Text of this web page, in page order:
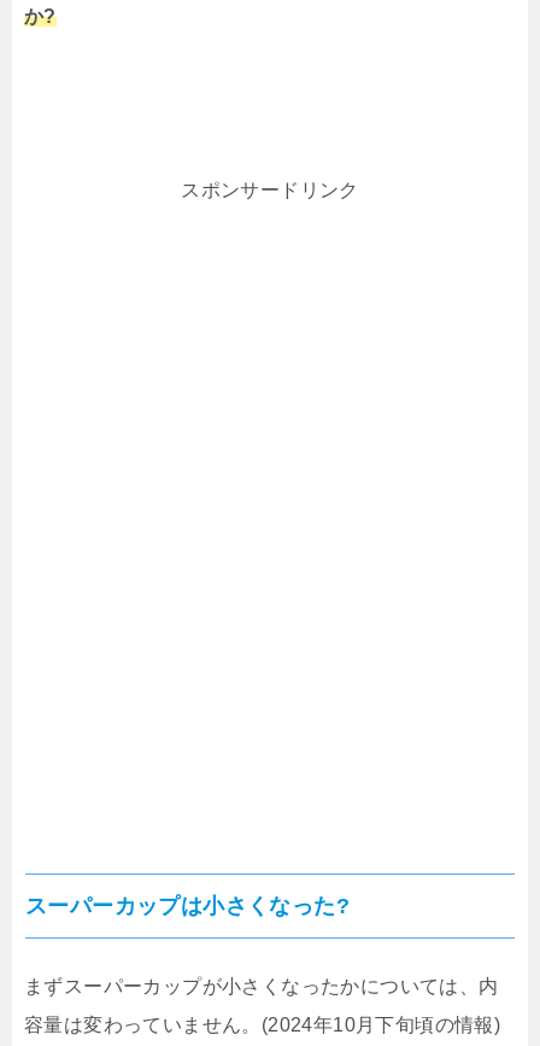
か?
スポンサードリンク
スーパーカップは小さくなった?
まずスーパーカップが小さくなったかについては、内
容量は変わっていません。(2024年10月下旬頃の情報)